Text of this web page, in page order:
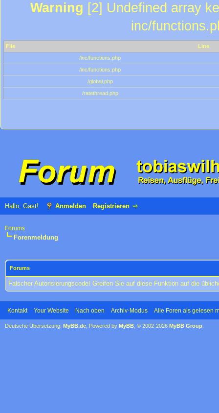
Warning [2] Undefined array
inc/
File
Line
/inc/functions.php
/inc/functions.php
/global.php
/ratethread.php
Hallo, Gast! Anmelden Registrieren
Forums
Forenmeldung
Forums
Falscher Autorisierungscode! Greifen Sie auf diese Funktion auf die
Kontakt Your Website Nach oben Archiv-Modus Alle Foren als gelesen
Deutsche Übersetzung: MyBB.de , Powered by MyBB , © 2002-2026 MyBB Group